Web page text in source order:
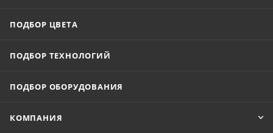
ПОДБОР ЦВЕТА
ПОДБОР ТЕХНОЛОГИЙ
ПОДБОР ОБОРУДОВАНИЯ
КОМПАНИЯ